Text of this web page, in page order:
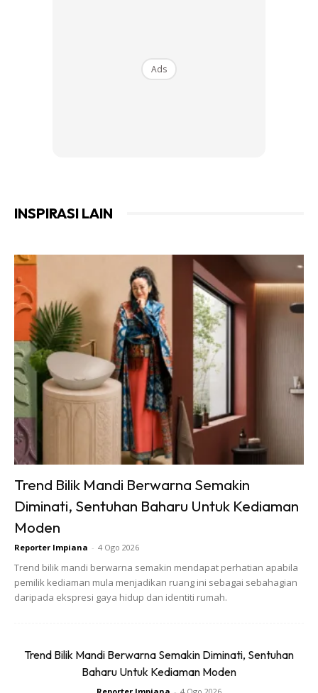
keprihatinan apabila aduan dikemukakan. Malah, keadaan
sekitar premis yang berbau tidak menyenangkan turut
“Beli pisang goreng tiramisu dapat cicak goreng. Hati-hati
“Keracunan makanan atau kehilangan nyawa sebab
teracun kena tanggung sendiri sebab penjual tak kisah
Ads
INSPIRASI LAIN
Trend Bilik Mandi Berwarna Semakin
Diminati, Sentuhan Baharu Untuk Kediaman
Moden
Reporter Impiana - 4 Ogo 2026
Trend bilik mandi berwarna semakin mendapat perhatian apabila
pemilik kediaman mula menjadikan ruang ini sebagai sebahagian
daripada ekspresi gaya hidup dan identiti rumah.
Trend Bilik Mandi Berwarna Semakin Diminati, Sentuhan
Baharu Untuk Kediaman Moden